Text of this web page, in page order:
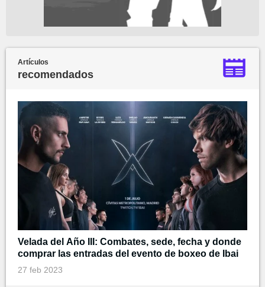
Artículos
recomendados
Velada del Año III: Combates, sede, fecha y donde
comprar las entradas del evento de boxeo de Ibai
27 feb 2023